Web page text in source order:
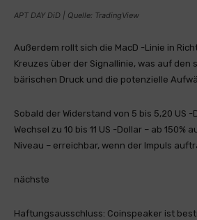
APT DAY DiD | Quelle: TradingView
Außerdem rollt sich die MacD -Linie in
Kreuzes über der Signallinie, was auf den
bärischen Druck und die potenzielle
Sobald der Widerstand von 5 bis 5,20 US
Wechsel zu 10 bis 11 US -Dollar – ab 150%
Niveau – erreichbar, wenn der Impuls
nächste
Haftungsausschluss: Coinspeaker ist